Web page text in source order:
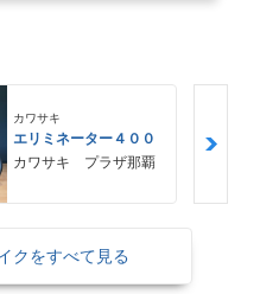
カワサキ
エリミネーター４００
カワサキ プラザ那覇
クをすべて見る